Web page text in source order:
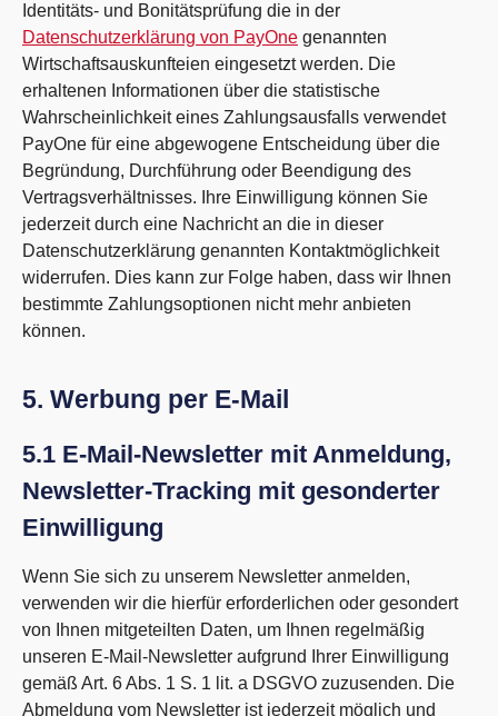
Identitäts- und Bonitätsprüfung die in der
Datenschutzerklärung von PayOne genannten
Wirtschaftsauskunfteien eingesetzt werden. Die
erhaltenen Informationen über die statistische
Wahrscheinlichkeit eines Zahlungsausfalls verwendet
PayOne für eine abgewogene Entscheidung über die
Begründung, Durchführung oder Beendigung des
Vertragsverhältnisses. Ihre Einwilligung können Sie
jederzeit durch eine Nachricht an die in dieser
Datenschutzerklärung genannten Kontaktmöglichkeit
widerrufen. Dies kann zur Folge haben, dass wir Ihnen
bestimmte Zahlungsoptionen nicht mehr anbieten
können.
5. Werbung per E-Mail
5.1 E-Mail-Newsletter mit Anmeldung,
Newsletter-Tracking mit gesonderter
Einwilligung
Wenn Sie sich zu unserem Newsletter anmelden,
verwenden wir die hierfür erforderlichen oder gesondert
von Ihnen mitgeteilten Daten, um Ihnen regelmäßig
unseren E-Mail-Newsletter aufgrund Ihrer Einwilligung
gemäß Art. 6 Abs. 1 S. 1 lit. a DSGVO zuzusenden. Die
Abmeldung vom Newsletter ist jederzeit möglich und